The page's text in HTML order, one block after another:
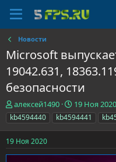
Новости
Microsoft
19042.631,
безопасности
А
в
т
р
т
алексей1490
Д
а
т
а
19 Ноя 2020
kb4594440
kb4594441
19 Ноя 2020